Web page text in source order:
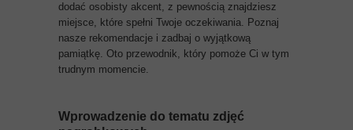
dodać osobisty akcent, z pewnością znajdziesz
miejsce, które spełni Twoje oczekiwania. Poznaj
nasze rekomendacje i zadbaj o wyjątkową
pamiątkę. Oto przewodnik, który pomoże Ci w tym
trudnym momencie.
Wprowadzenie do tematu zdjęć